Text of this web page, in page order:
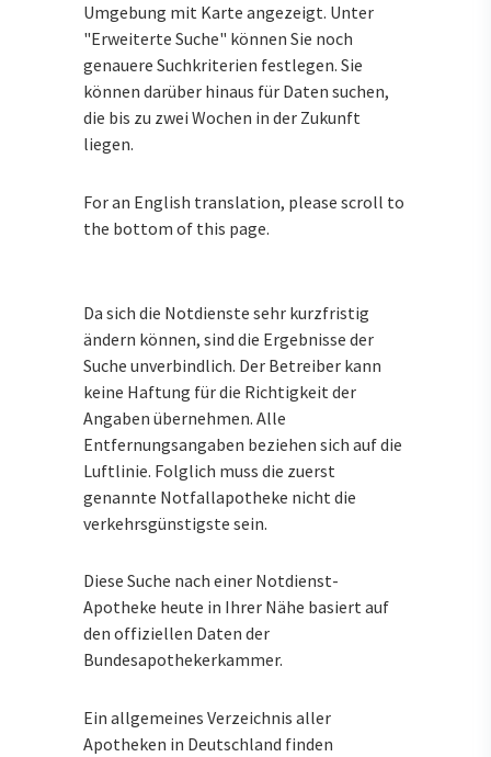
Umgebung mit Karte angezeigt. Unter
"Erweiterte Suche" können Sie noch
genauere Suchkriterien festlegen. Sie
können darüber hinaus für Daten suchen,
die bis zu zwei Wochen in der Zukunft
liegen.
For an English translation, please scroll to
the bottom of this page.
Da sich die Notdienste sehr kurzfristig
ändern können, sind die Ergebnisse der
Suche unverbindlich. Der Betreiber kann
keine Haftung für die Richtigkeit der
Angaben übernehmen. Alle
Entfernungsangaben beziehen sich auf die
Luftlinie. Folglich muss die zuerst
genannte Notfallapotheke nicht die
verkehrsgünstigste sein.
Diese Suche nach einer Notdienst-
Apotheke heute in Ihrer Nähe basiert auf
den offiziellen Daten der
Bundesapothekerkammer.
Ein allgemeines Verzeichnis aller
Apotheken in Deutschland finden